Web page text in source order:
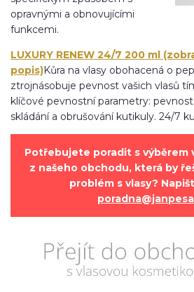
opravnými a obnovujícími
funkcemi.
LUXURY RENEW 24/7 200 ml
popis)Kůra na vlasy obohacená o
ztrojnásobuje pevnost vašich vlasů
klíčové pevnostní parametry:
skládání a obrušování kutikuly. 24/7
Potřebujete poradit s výběrem
z našeho obchodu, která by
problém s vlasy?